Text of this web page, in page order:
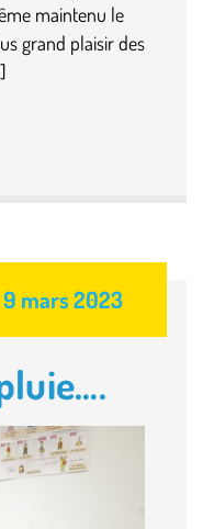
maintenu le
grand plaisir des
9 mars 2023